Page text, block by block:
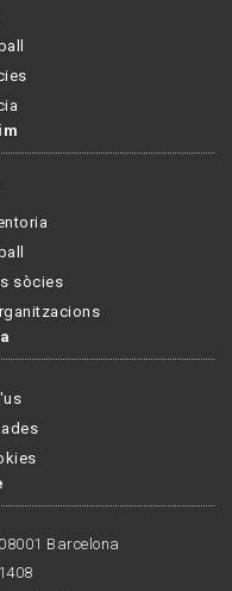
sòcies
Barcelona